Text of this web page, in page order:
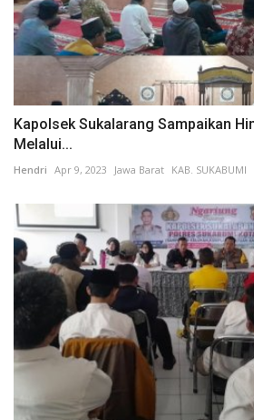
Kapolsek Sukalarang Sampaikan
Melalui...
Hendri Apr 9, 2023 Jawa Barat KAB. SUKABUMI